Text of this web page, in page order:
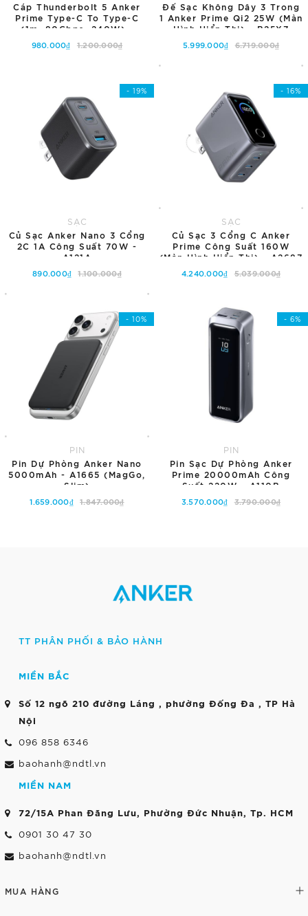
Cáp Thunderbolt 5 Anker
Prime Type-C To Type-C
(1m, 80Gbps, 240W) -
980.000₫ 1.200.000₫
Đế Sạc Không Dây 3 Trong
1 Anker Prime Qi2 25W (Màn
Hình Hiển Thị) - B25X7
5.999.000₫ 6.719.000₫
- 19%
SẠC
Củ Sạc Anker Nano 3 Cổng
2C 1A Công Suất 70W -
A121A
890.000₫ 1.100.000₫
- 16%
SẠC
Củ Sạc 3 Cổng C Anker
Prime Công Suất 160W
(Màn Hình Hiển Thị) - A2687
4.240.000₫ 5.039.000₫
- 10%
PIN
Pin Dự Phòng Anker Nano
5000mAh - A1665 (MagGo,
Slim)
1.659.000₫ 1.847.000₫
- 6%
PIN
Pin Sạc Dự Phòng Anker
Prime 20000mAh Công
Suất 220W - A110B
3.570.000₫ 3.790.000₫
TT PHÂN PHỐI & BẢO HÀNH
MIỀN BẮC
Số 12 ngõ 210 đường Láng , phường Đống Đa , TP Hà
Nội
096 858 6346
baohanh@ndtl.vn
MIỀN NAM
72/15A Phan Đăng Lưu, Phường Đức Nhuận, Tp. HCM
0901 30 47 30
baohanh@ndtl.vn
MUA HÀNG